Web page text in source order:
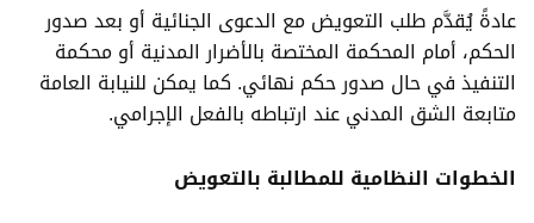
عادةً يُقدَّم طلب التعويض مع الدعوى الجنائية أو بعد صدور
الحكم، أمام المحكمة المختصة بالأضرار المدنية أو محكمة
التنفيذ في حال صدور حكم نهائي. كما يمكن للنيابة العامة
متابعة الشق المدني عند ارتباطه بالفعل الإجرامي.
الخطوات النظامية للمطالبة بالتعويض